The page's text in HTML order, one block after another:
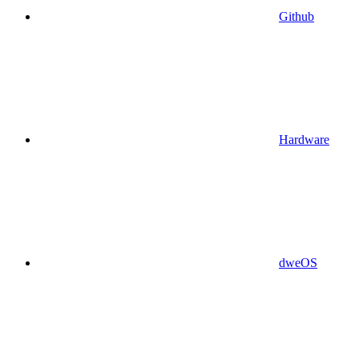
Github
Hardware
dweOS